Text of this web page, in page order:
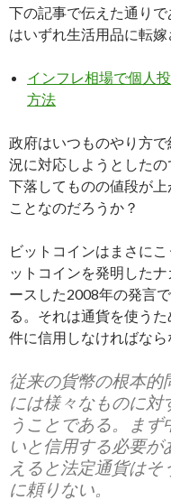
下の記事で伝えた通り
はいずれ生活用品に転嫁
インフレ相場で個人
方法
政府はいつものやり方
況に対応しようとした
下落してものの値段が
ことなのだろうか？
ビットコインはまさに
ットコインを発明した
ースした2008年の発言
る。それは通貨を使う
件に信用しなければなら
従来の貨幣の根本的
には様々なものに
うことである。ま
いと信用する必要
えると法定通貨は
に頼りない。